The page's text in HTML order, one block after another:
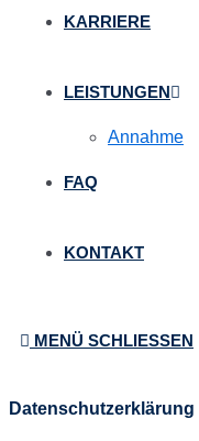
KARRIERE
LEISTUNGEN
Annahme
FAQ
KONTAKT
MENÜ SCHLIESSEN
Datenschutzerklärung